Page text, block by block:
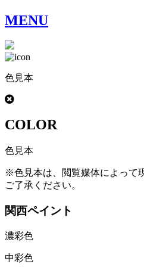
MENU
色見本
COLOR
色見本
※色見本は、閲覧媒体によって
ご了承ください。
関西ペイント
濃彩色
中彩色